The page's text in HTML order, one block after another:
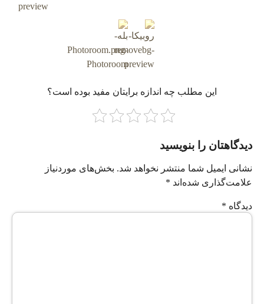
این مطلب چه‌ اندازه برایتان مفید بوده است؟
دیدگاهتان را بنویسید
نشانی ایمیل شما منتشر نخواهد شد. بخش‌های موردنیاز
علامت‌گذاری شده‌اند *
دیدگاه *